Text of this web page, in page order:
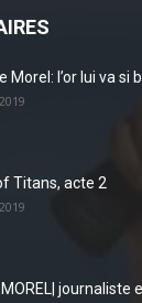
Morel: l’or lui va si
Titans, acte 2
journaliste